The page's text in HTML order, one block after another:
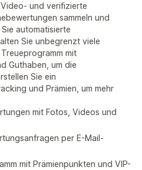
und verifizierte
sammeln und
automatisierte
Sie unbegrenzt viele
mit
Guthaben, um die
Sie ein
und Prämien, um mehr
mit Fotos, Videos und
per E-Mail-
mit Prämienpunkten und VIP-